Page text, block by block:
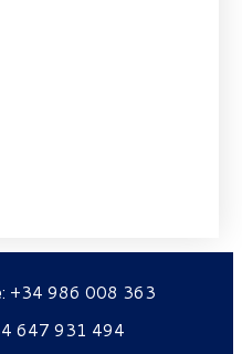
: +34 986 008 363
647 931 494